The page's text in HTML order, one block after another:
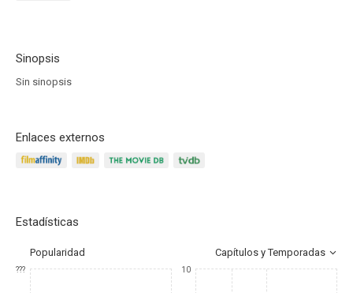
Sinopsis
Sin sinopsis
Enlaces externos
Estadísticas
Popularidad Capítulos y Temporadas
??? 10